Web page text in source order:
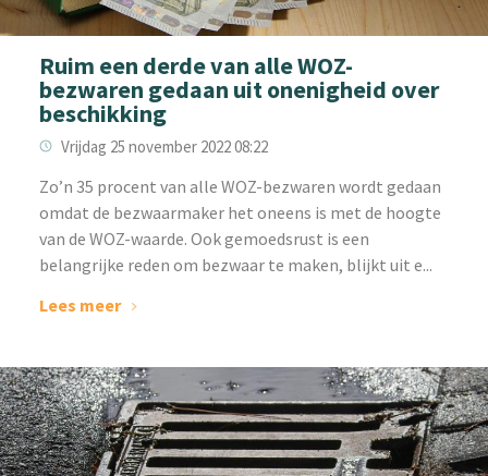
Ruim een derde van alle WOZ-
bezwaren gedaan uit onenigheid over
beschikking
Vrijdag 25 november 2022 08:22
Zo’n 35 procent van alle WOZ-bezwaren wordt gedaan
omdat de bezwaarmaker het oneens is met de hoogte
van de WOZ-waarde. Ook gemoedsrust is een
belangrijke reden om bezwaar te maken, blijkt uit e...
Lees meer